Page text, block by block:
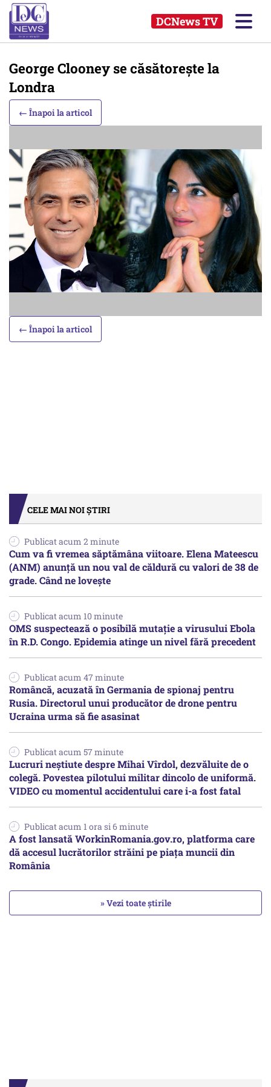
DCNews TV
George Clooney se căsătorește la
Londra
← Înapoi la articol
← Înapoi la articol
CELE MAI NOI ȘTIRI
Publicat acum 2 minute
Cum va fi vremea săptămâna viitoare. Elena Mateescu
(ANM) anunță un nou val de căldură cu valori de 38 de
grade. Când ne lovește
Publicat acum 10 minute
OMS suspectează o posibilă mutație a virusului Ebola
în R.D. Congo. Epidemia atinge un nivel fără precedent
Publicat acum 47 minute
Româncă, acuzată în Germania de spionaj pentru
Rusia. Directorul unui producător de drone pentru
Ucraina urma să fie asasinat
Publicat acum 57 minute
Lucruri neștiute despre Mihai Vîrdol, dezvăluite de o
colegă. Povestea pilotului militar dincolo de uniformă.
VIDEO cu momentul accidentului care i-a fost fatal
Publicat acum 1 ora si 6 minute
A fost lansată WorkinRomania.gov.ro, platforma care
dă accesul lucrătorilor străini pe piața muncii din
România
» Vezi toate știrile